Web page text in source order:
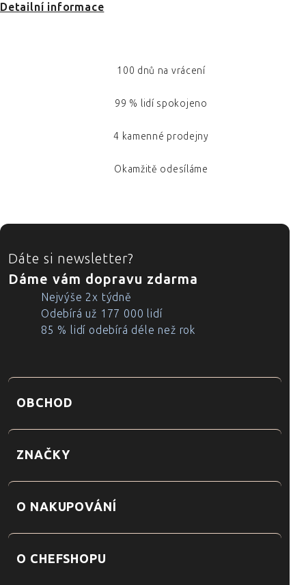
Detailní informace
100 dnů na vrácení
99 % lidí spokojeno
4 kamenné prodejny
Okamžitě odesíláme
ZÁPATÍ
Dáte si newsletter?
Dáme vám dopravu zdarma
Nejvýše 2x týdně
Odebírá už 177 000 lidí
85 % lidí odebírá déle než rok
OBCHOD
ZNAČKY
O NAKUPOVÁNÍ
O CHEFSHOPU